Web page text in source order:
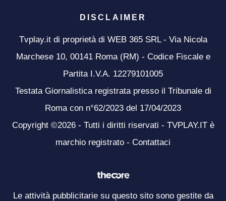
DISCLAIMER
Tvplay.it di proprietà di WEB 365 SRL - Via Nicola
Marchese 10, 00141 Roma (RM) - Codice Fiscale e
Partita I.V.A. 12279101005
Testata Giornalistica registrata presso il Tribunale di
Roma con n°62/2023 del 17/04/2023
Copyright ©2026 - Tutti i diritti riservati - TVPLAY.IT è
marchio registrato - Contattaci
Le attività pubblicitarie su questo sito sono gestite da